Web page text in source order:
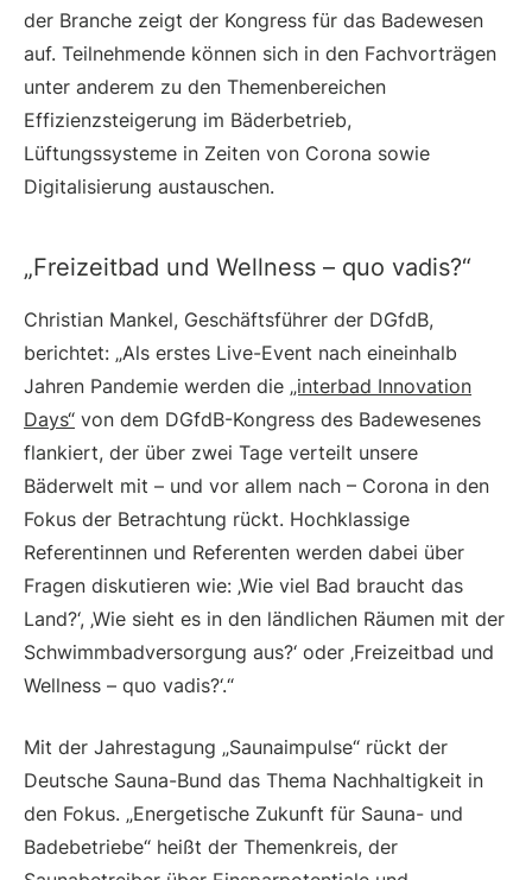
der Branche zeigt der Kongress für das Badewesen
auf. Teilnehmende können sich in den Fachvorträgen
unter anderem zu den Themenbereichen
Effizienzsteigerung im Bäderbetrieb,
Lüftungssysteme in Zeiten von Corona sowie
Digitalisierung austauschen.
„Freizeitbad und Wellness – quo vadis?“
Christian Mankel, Geschäftsführer der DGfdB,
berichtet: „Als erstes Live-Event nach eineinhalb
Jahren Pandemie werden die „interbad Innovation
Days“ von dem DGfdB-Kongress des Badewesenes
flankiert, der über zwei Tage verteilt unsere
Bäderwelt mit – und vor allem nach – Corona in den
Fokus der Betrachtung rückt. Hochklassige
Referentinnen und Referenten werden dabei über
Fragen diskutieren wie: ‚Wie viel Bad braucht das
Land?‘, ‚Wie sieht es in den ländlichen Räumen mit der
Schwimmbadversorgung aus?‘ oder ‚Freizeitbad und
Wellness – quo vadis?‘.“
Mit der Jahrestagung „Saunaimpulse“ rückt der
Deutsche Sauna-Bund das Thema Nachhaltigkeit in
den Fokus. „Energetische Zukunft für Sauna- und
Badebetriebe“ heißt der Themenkreis, der